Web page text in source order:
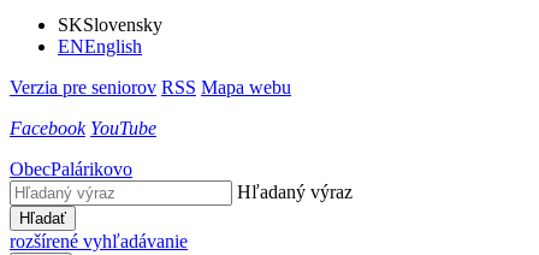
SKSlovensky
ENEnglish
Verzia pre seniorov RSS Mapa webu
Facebook YouTube
ObecPalárikovo
Hľadaný výraz
Hľadať
rozšírené vyhľadávanie